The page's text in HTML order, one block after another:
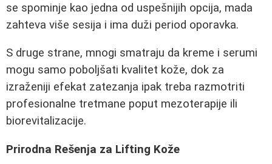
se spominje kao jedna od uspešnijih opcija, mada
zahteva više sesija i ima duži period oporavka.
S druge strane, mnogi smatraju da kreme i serumi
mogu samo poboljšati kvalitet kože, dok za
izraženiji efekat zatezanja ipak treba razmotriti
profesionalne tretmane poput mezoterapije ili
biorevitalizacije.
Prirodna Rešenja za Lifting Kože